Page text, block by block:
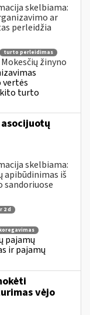
skelbiama:
ar
perleidžia
turto perleidimas
Mokesčių žinyno
vertės
kito turto
skelbiama:
apibūdinimas iš
sandoriuose
2 d
pajamų
ir pajamų
vėjo